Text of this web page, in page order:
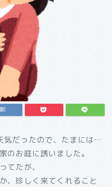
気だったので、たまには…
のお庭に誘いました。
てたが、
、珍しく来てくれること